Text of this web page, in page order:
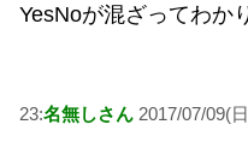
YesNoが混ざってわか
23:名無しさん 2017/07/09(